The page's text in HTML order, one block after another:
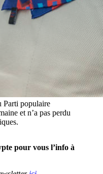
Parti populaire
et n’a pas perdu
pour vous l’info à